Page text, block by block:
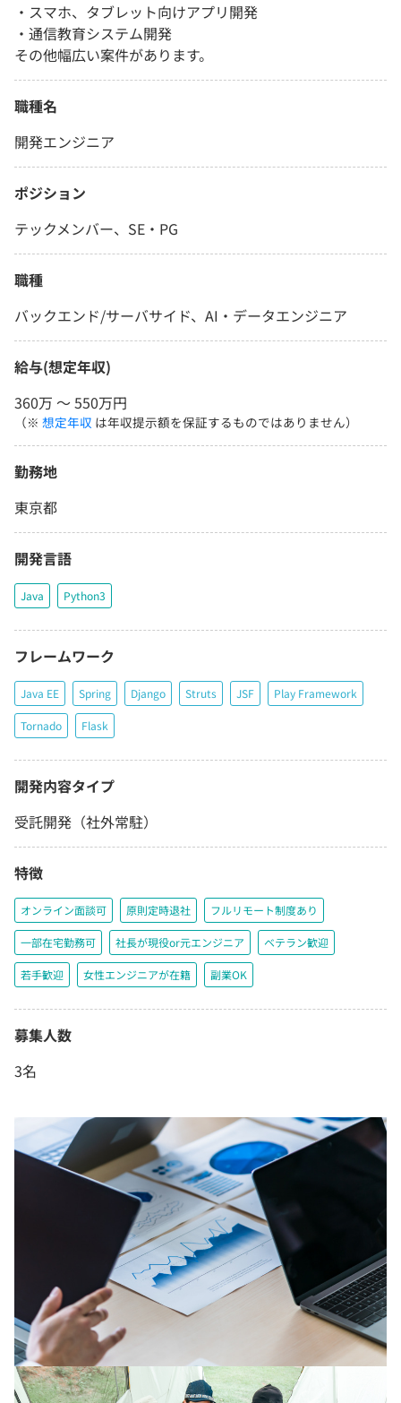
・スマホ、タブレット向けアプリ開発
・通信教育システム開発
その他幅広い案件があります。
職種名
開発エンジニア
ポジション
テックメンバー、SE・PG
職種
バックエンド/サーバサイド、AI・データエンジニア
給与(想定年収)
360万 〜 550万円
（※ 想定年収 は年収提示額を保証するものではありません）
勤務地
東京都
開発言語
Java Python3
フレームワーク
Java EE Spring Django Struts JSF Play Framework
Tornado Flask
開発内容タイプ
受託開発（社外常駐）
特徴
オンライン面談可 原則定時退社 フルリモート制度あり
一部在宅勤務可 社長が現役or元エンジニア ベテラン歓迎
若手歓迎 女性エンジニアが在籍 副業OK
募集人数
3名